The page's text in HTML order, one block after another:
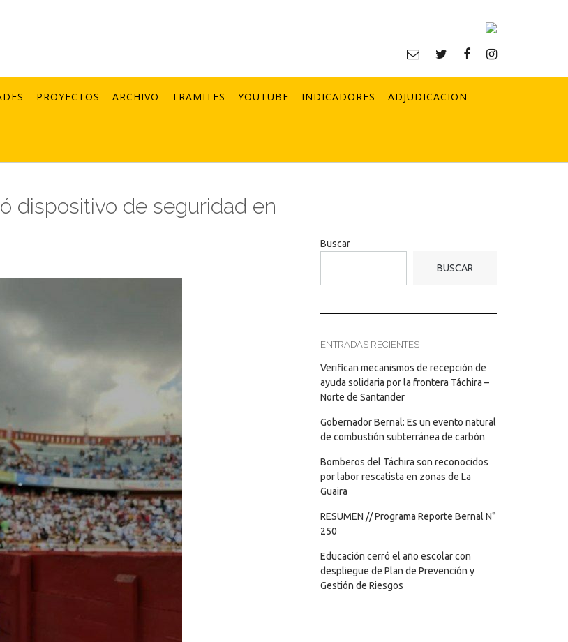
PROYECTOS ARCHIVO TRAMITES YOUTUBE INDICADORES ADJUDICACION
dispositivo de seguridad en
Buscar
BUSCAR
ENTRADAS RECIENTES
Verifican mecanismos de recepción de
ayuda solidaria por la frontera Táchira –
Norte de Santander
Gobernador Bernal: Es un evento natural
de combustión subterránea de carbón
Bomberos del Táchira son reconocidos
por labor rescatista en zonas de La
Guaira
RESUMEN // Programa Reporte Bernal N°
250
Educación cerró el año escolar con
despliegue de Plan de Prevención y
Gestión de Riesgos